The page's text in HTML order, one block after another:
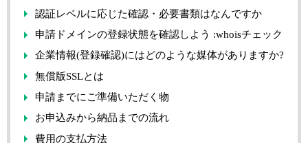
認証レベルに応じた確認・必要書類はなんですか
申請ドメインの登録状態を確認しよう :whoisチェック
企業情報(登録確認)にはどのような媒体がありますか?
無償版SSLとは
申請までにご準備いただく物
お申込みから納品までの流れ
費用の支払方法